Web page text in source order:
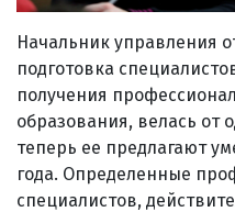
Начальник управления
подготовка
получения
образования, велась от
теперь ее предлагают
года. Определенные
специалистов,